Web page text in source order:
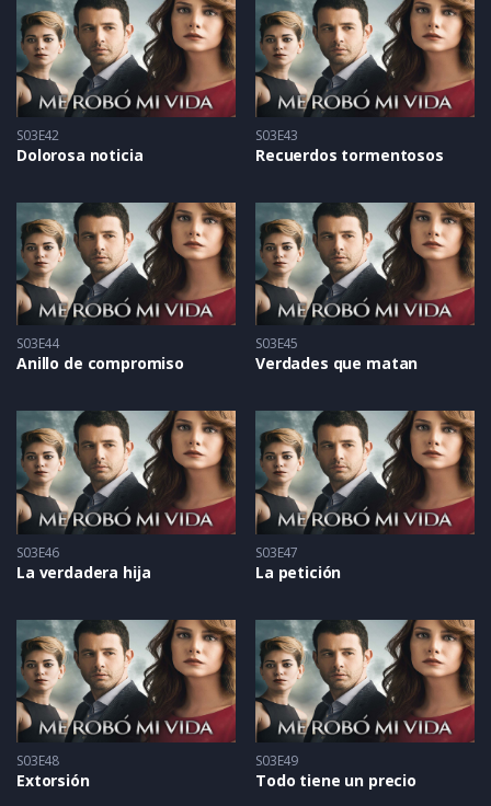
S03E42
Dolorosa noticia
S03E43
Recuerdos tormentosos
S03E44
Anillo de compromiso
S03E45
Verdades que matan
S03E46
La verdadera hija
S03E47
La petición
S03E48
Extorsión
S03E49
Todo tiene un precio